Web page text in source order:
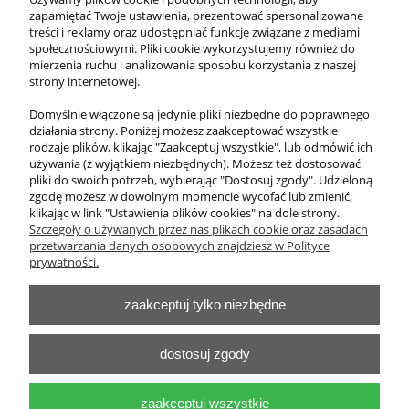
922,50 zł
zawiera 23% VAT, bez kosztów dostawy
do koszyka
O nas
Pomoc
Moje konto
zapamiętać Twoje ustawienia, prezentować spersonalizowane
treści i reklamy oraz udostępniać funkcje związane z mediami
społecznościowymi. Pliki cookie wykorzystujemy również do
mierzenia ruchu i analizowania sposobu korzystania z naszej
strony internetowej.
Domyślnie włączone są jedynie pliki niezbędne do poprawnego
działania strony. Poniżej możesz zaakceptować wszystkie
rodzaje plików, klikając "Zaakceptuj wszystkie", lub odmówić ich
używania (z wyjątkiem niezbędnych). Możesz też dostosować
pliki do swoich potrzeb, wybierając "Dostosuj zgody". Udzieloną
zgodę możesz w dowolnym momencie wycofać lub zmienić,
klikając w link "Ustawienia plików cookies" na dole strony.
Szczegóły o używanych przez nas plikach cookie oraz zasadach
przetwarzania danych osobowych znajdziesz w Polityce
prywatności.
zaakceptuj tylko niezbędne
dostosuj zgody
zaakceptuj wszystkie